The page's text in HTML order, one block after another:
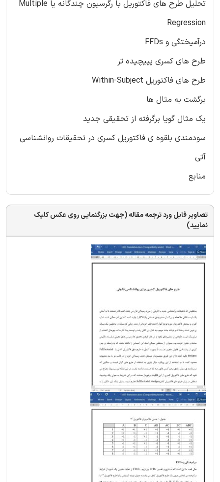
تحلیل طرح های فاکتوریل با رگرسیون چندگانه یا Multiple
Regression
درآمیختگی و FFDs
طرح های کسری پییچیده تر
طرح های فاکتوریل Within-Subject
برگشت به مثال ها
یک مثال گویا برگرفته از تحقیقی جدید
سودمندی بلقوه ی فاکتوریل کسری در تحقیقات روانشناسی
آتی
منابع
تصاویر فایل ورد ترجمه مقاله (جهت بزرگنمایی روی عکس کلیک
نمایید)